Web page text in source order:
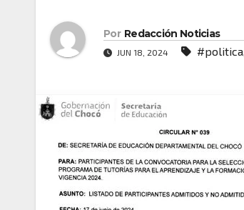
Por Redacción Noticias
JUN 18, 2024 #politica